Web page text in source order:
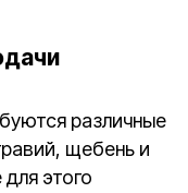
различные
щебень и
этого